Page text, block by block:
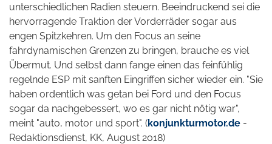
unterschiedlichen Radien steuern. Beeindruckend sei die
hervorragende Traktion der Vorderräder sogar aus
engen Spitzkehren. Um den Focus an seine
fahrdynamischen Grenzen zu bringen, brauche es viel
Übermut. Und selbst dann fange einen das feinfühlig
regelnde ESP mit sanften Eingriffen sicher wieder ein. "Sie
haben ordentlich was getan bei Ford und den Focus
sogar da nachgebessert, wo es gar nicht nötig war",
meint "auto, motor und sport". (konjunkturmotor.de -
Redaktionsdienst, KK, August 2018)